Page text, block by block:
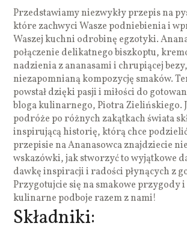
Przedstawiamy niezwykły przepis na
które zachwyci Wasze podniebienia i
Waszej kuchni odrobinę egzotyki.
połączenie delikatnego biszkoptu,
nadzienia z ananasami i chrupiącej
niezapomnianą kompozycję smaków.
powstał dzięki pasji i miłości do
bloga kulinarnego, Piotra Zielińskiego.
podróże po różnych zakątkach świata
inspirującą historię, którą chce
przepisie na Ananasowca znajdziecie
wskazówki, jak stworzyć to wyjątkowe
dawkę inspiracji i radości płynących z
Przygotujcie się na smakowe przygody
kulinarne podboje razem z nami!
Składniki: